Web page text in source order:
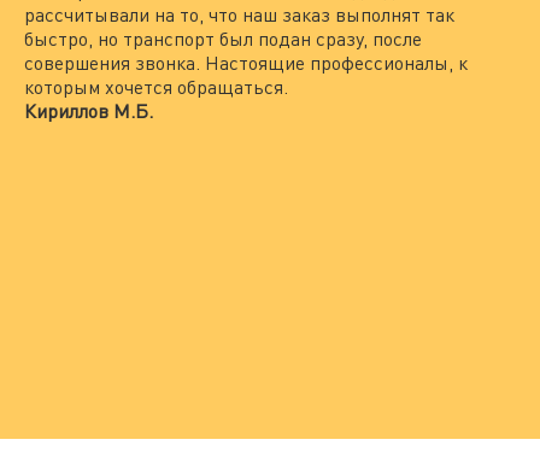
рассчитывали на то, что наш заказ выполнят так
быстро, но транспорт был подан сразу, после
совершения звонка. Настоящие профессионалы, к
которым хочется обращаться.
Кириллов М.Б.